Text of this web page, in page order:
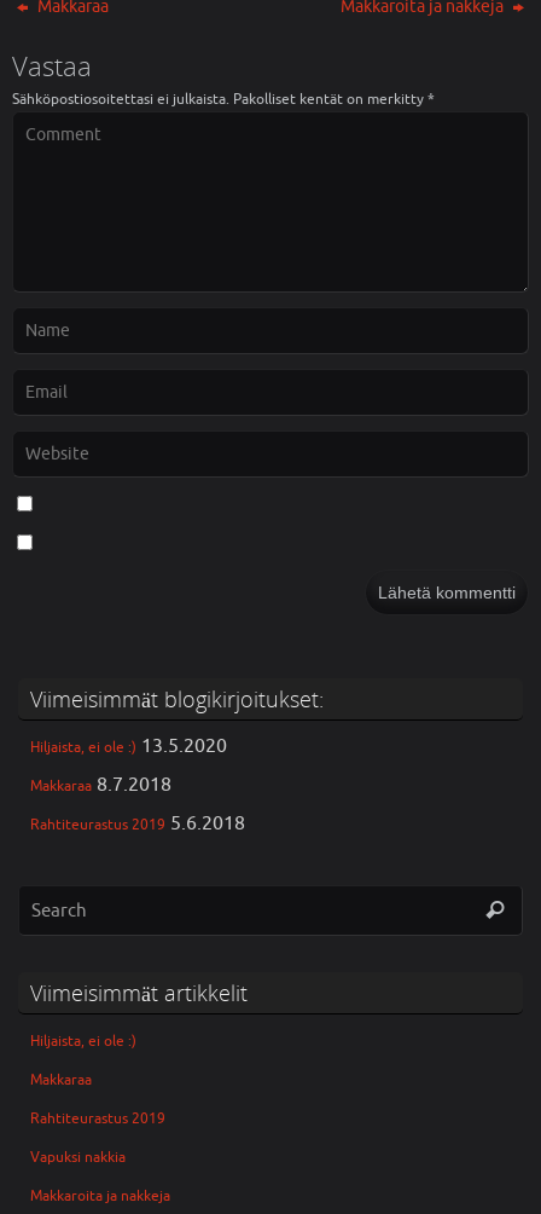
k
a
s
s
)
s
Makkaraa Makkaroita ja nakkeja
Vastaa
Sähköpostiosoitettasi ei julkaista. Pakolliset kentät on merkitty*
Viimeisimmät blogikirjoitukset:
Hiljaista, ei ole :) 13.5.2020
Makkaraa 8.7.2018
Rahtiteurastus 2019 5.6.2018
Viimeisimmät artikkelit
Hiljaista, ei ole :)
Makkaraa
Rahtiteurastus 2019
Vapuksi nakkia
Makkaroita ja nakkeja